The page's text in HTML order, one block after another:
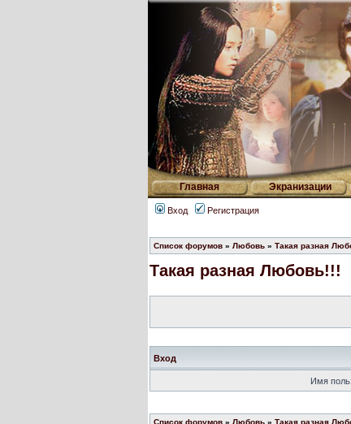
Главная Экранизации
Вход Регистрация
Список форумов » Любовь » Такая разная
Такая разная Любовь!!!
Вход
Имя
Список форумов » Любовь » Такая разная